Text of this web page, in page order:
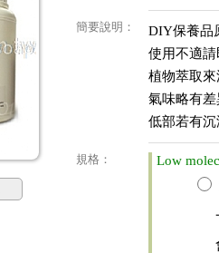
簡要說明 ：
DIY保養品
使用不適請
植物萃取來
氣味略有差
低部若有沉
規格 ：
Low